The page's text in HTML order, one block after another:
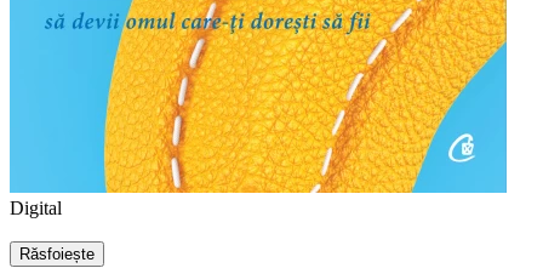
Digital
Răsfoiește